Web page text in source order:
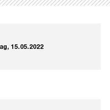
15.05.2022